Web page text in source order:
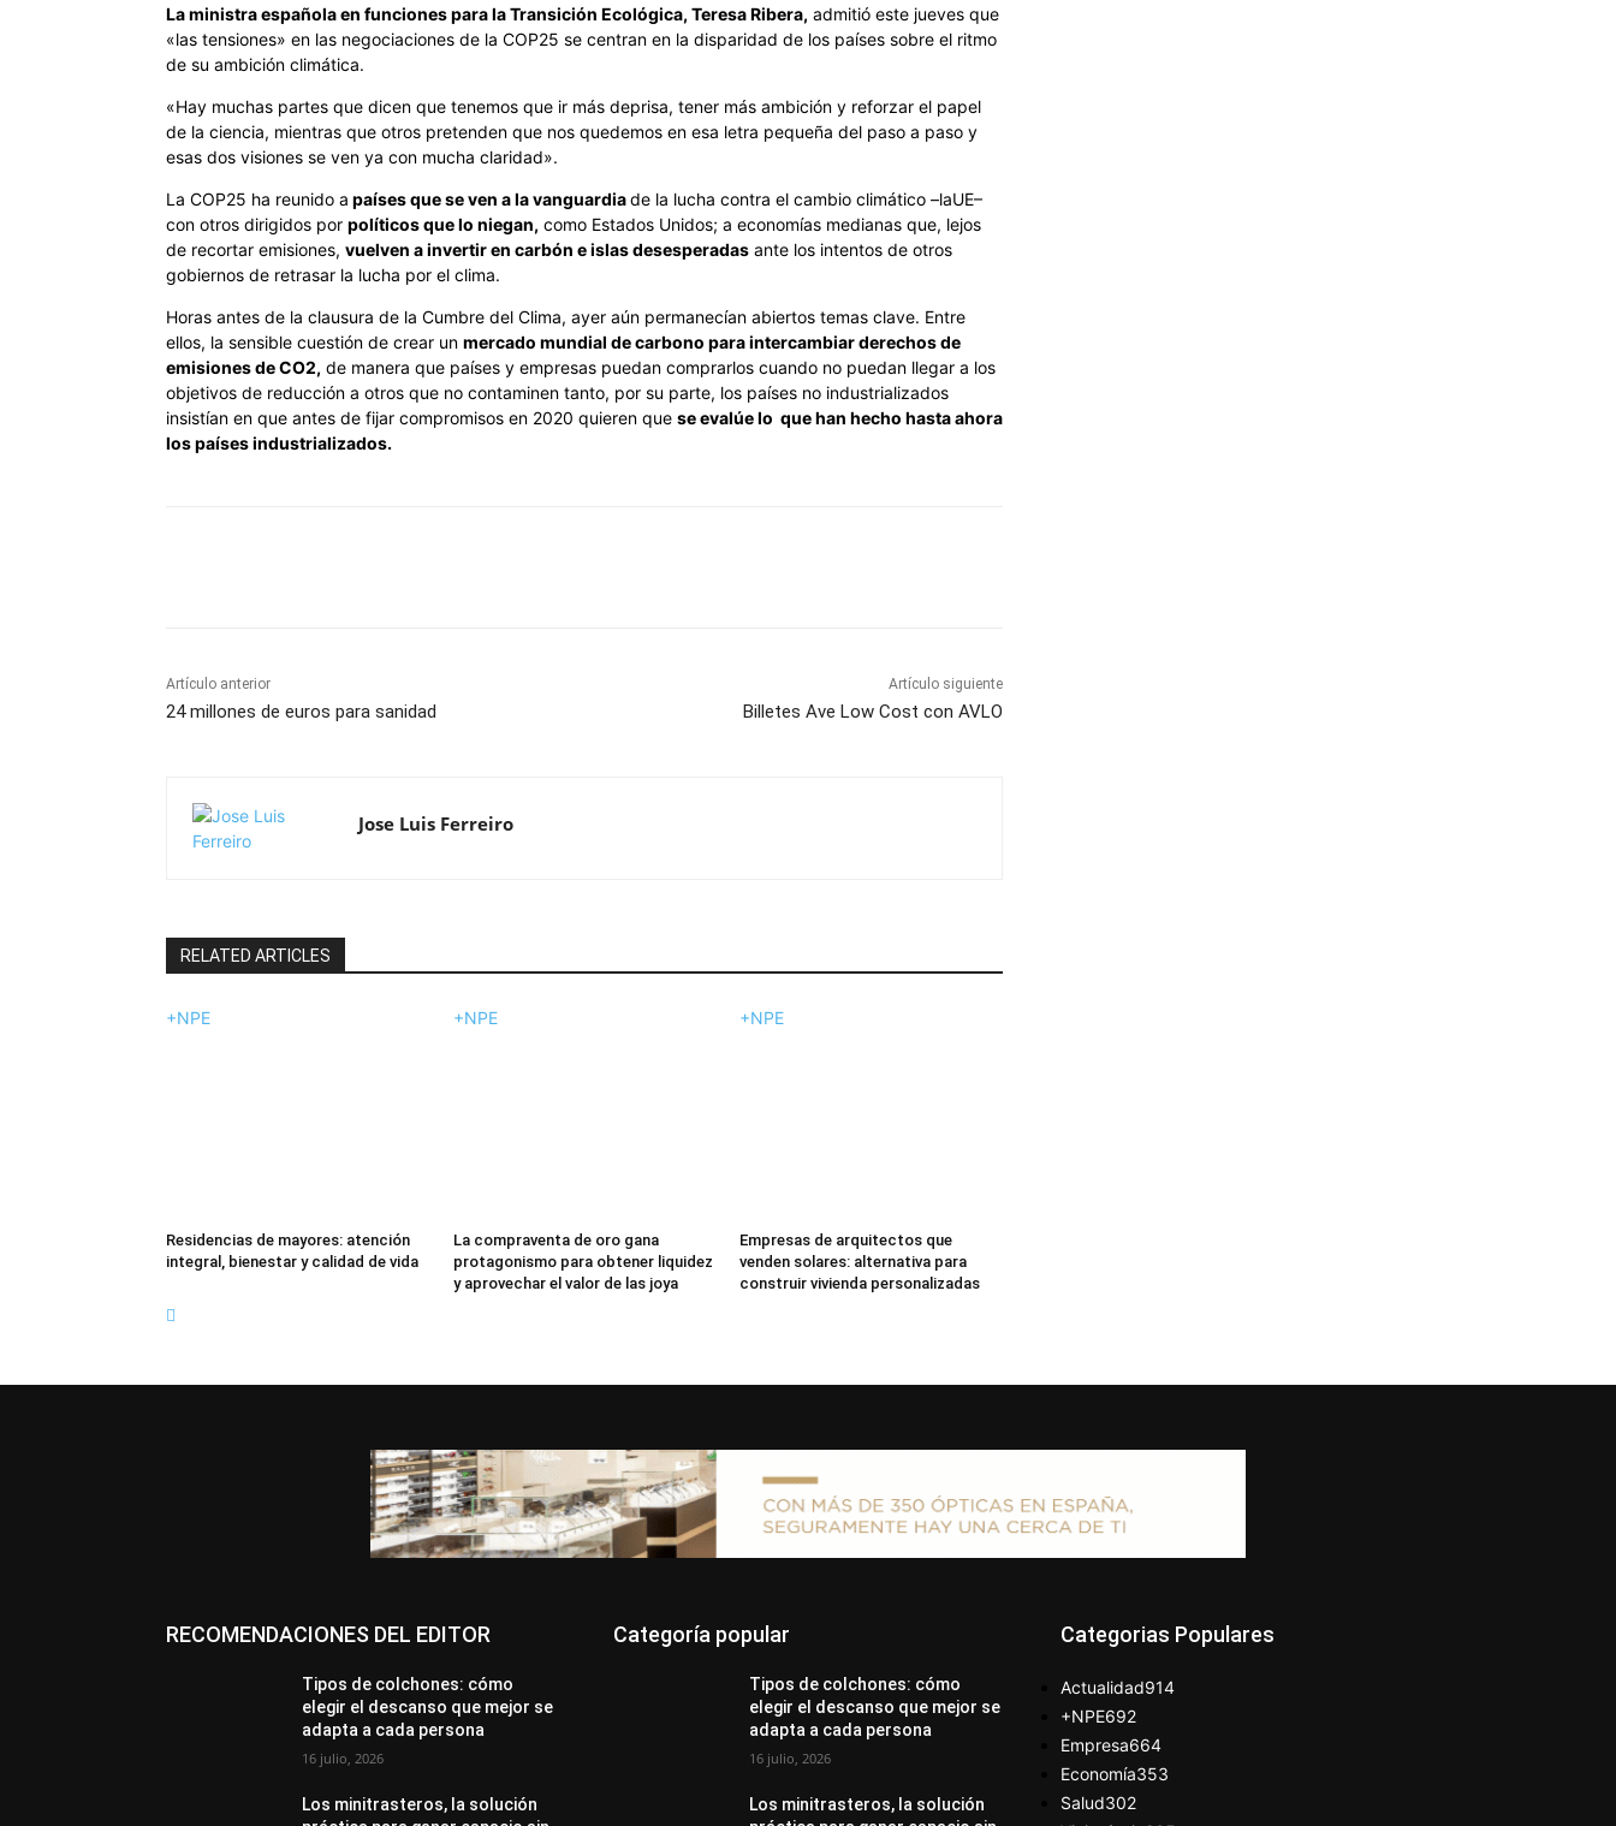
La ministra española en funciones para la Transición Ecológica, Teresa Ribera, admitió este jueves que
«las tensiones» en las negociaciones de la COP25 se centran en la disparidad de los países sobre el ritmo
de su ambición climática.
«Hay muchas partes que dicen que tenemos que ir más deprisa, tener más ambición y reforzar el papel
de la ciencia, mientras que otros pretenden que nos quedemos en esa letra pequeña del paso a paso y
esas dos visiones se ven ya con mucha claridad».
La COP25 ha reunido a países que se ven a la vanguardiade la lucha contra el cambio climático –laUE–
con otros dirigidos por políticos que lo niegan, como Estados Unidos; a economías medianas que, lejos
de recortar emisiones, vuelven a invertir en carbón e islas desesperadas ante los intentos de otros
gobiernos de retrasar la lucha por el clima.
Horas antes de la clausura de la Cumbre del Clima, ayer aún permanecían abiertos temas clave. Entre
ellos, la sensible cuestión de crear un mercado mundial de carbono para intercambiar derechos de
emisiones de CO2, de manera que países y empresas puedan comprarlos cuando no puedan llegar a los
objetivos de reducción a otros que no contaminen tanto, por su parte, los países no industrializados
insistían en que antes de fijar compromisos en 2020 quieren que se evalúe lo que han hecho hasta ahora
los países industrializados.
Artículo anterior
24 millones de euros para sanidad
Artículo siguiente
Billetes Ave Low Cost con AVLO
Jose Luis Ferreiro
RELATED ARTICLES
+NPE
Residencias de mayores: atención
integral, bienestar y calidad de vida
+NPE
La compraventa de oro gana
protagonismo para obtener liquidez
y aprovechar el valor de las joya
+NPE
Empresas de arquitectos que
venden solares: alternativa para
construir vivienda personalizadas
RECOMENDACIONES DEL EDITOR
Tipos de colchones: cómo
elegir el descanso que mejor se
adapta a cada persona
16 julio, 2026
Los minitrasteros, la solución
Categoría popular
Tipos de colchones: cómo
elegir el descanso que mejor se
adapta a cada persona
16 julio, 2026
Los minitrasteros, la solución
Categorias Populares
Actualidad914
+NPE692
Empresa664
Economía353
Salud302